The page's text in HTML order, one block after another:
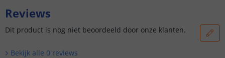
Reviews
Dit product is nog niet beoordeeld door onze klanten.
Bekijk alle 0 reviews